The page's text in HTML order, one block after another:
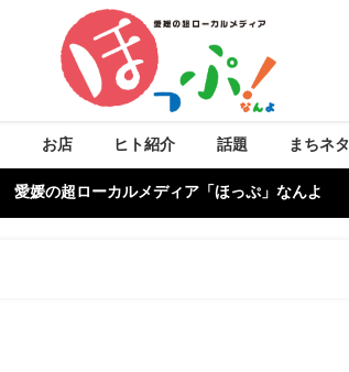
お店 ヒト紹介 話題 まちネタ
愛媛の超ローカルメディア「ほっぷ」なんよ